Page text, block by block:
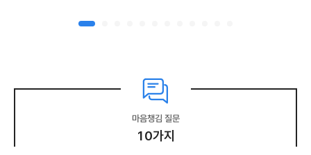
마음챙김 질문
10가지